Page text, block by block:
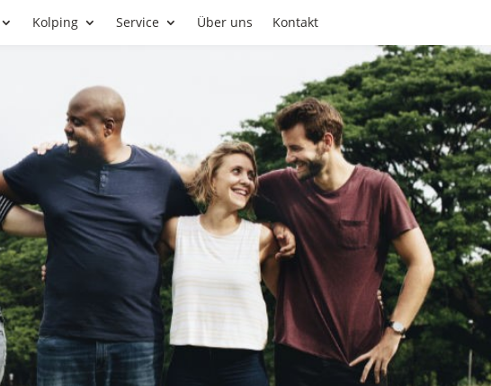
Kolping Service Über uns Kontakt